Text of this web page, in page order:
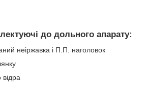
до дольного апарату:
неіржавка і П.П. наголовок